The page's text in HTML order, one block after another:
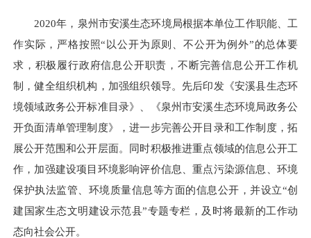
2020年，泉州市安溪生态环境局根据本单位工作职能、工
作实际，严格按照“以公开为原则、不公开为例外”的总体要
求，积极履行政府信息公开职责，不断完善信息公开工作机
制，健全组织机构，加强组织领导。先后印发《安溪县生态环
境领域政务公开标准目录》、《泉州市安溪生态环境局政务公
开负面清单管理制度》，进一步完善公开目录和工作制度，拓
展公开范围和公开层面。同时积极推进重点领域的信息公开工
作，加强建设项目环境影响评价信息、重点污染源信息、环境
保护执法监管、环境质量信息等方面的信息公开，并设立“创
建国家生态文明建设示范县”专题专栏，及时将最新的工作动
态向社会公开。